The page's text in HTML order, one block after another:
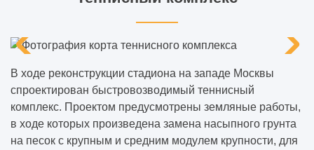
В ходе реконструкции стадиона на западе Москвы
спроектирован быстровозводимый теннисный
комплекс. Проектом предусмотрены земляные работы,
в ходе которых произведена замена насыпного грунта
на песок с крупным и средним модулем крупности, для